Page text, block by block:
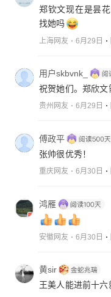
郑钦文现在是昙
找她吗
上海网友 6月29日
用户skbvnk_
祝贺她们。郑欣
贵州网友 6月29日
傅政平
张帅很优秀！
重庆网友 6月30日
鸿雁
安徽网友 6月30日
黄sir
王美人能进前十六